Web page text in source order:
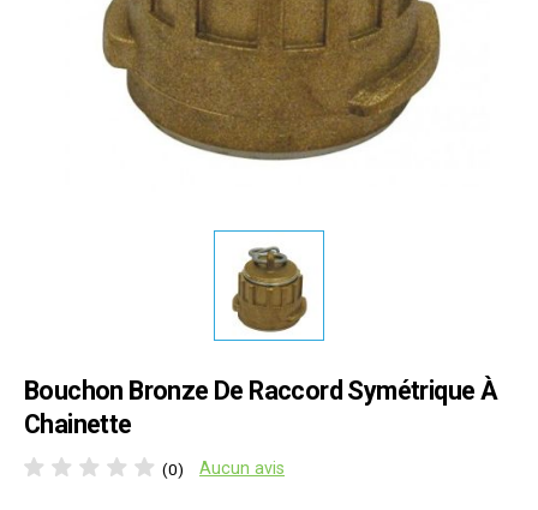
Bouchon Bronze De Raccord Symétrique À
Chainette
(0) Aucun avis